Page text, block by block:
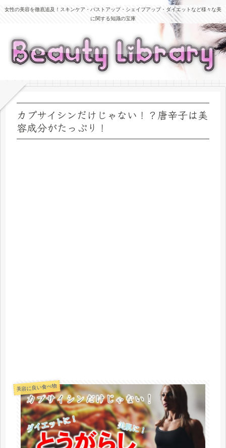
女性の美容を徹底追及！スキンケア・バストアップ・シェイプアップ・ダイエットなど様々な美
に関する知識の宝庫
カプサイシンだけじゃない！？唐辛子は美
容成分がたっぷり！
美容に良い食べ物